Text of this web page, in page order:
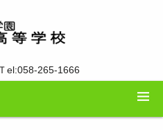
el:058-265-1666